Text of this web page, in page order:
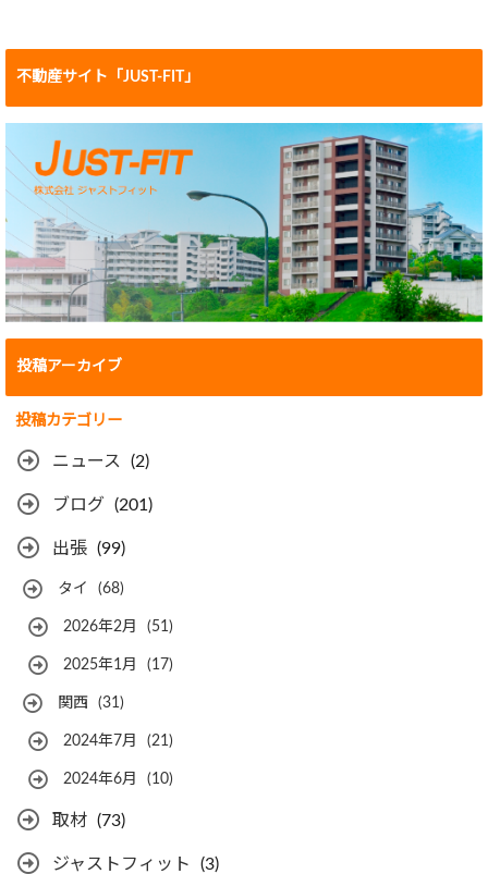
不動産サイト「JUST-FIT」
投稿アーカイブ
投稿カテゴリー
ニュース (2)
ブログ (201)
出張 (99)
タイ (68)
2026年2月 (51)
2025年1月 (17)
関西 (31)
2024年7月 (21)
2024年6月 (10)
取材 (73)
ジャストフィット (3)